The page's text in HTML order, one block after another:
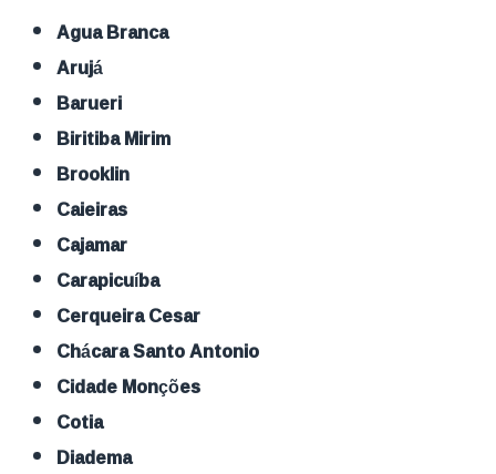
Agua Branca
Arujá
Barueri
Biritiba Mirim
Brooklin
Caieiras
Cajamar
Carapicuíba
Cerqueira Cesar
Chácara Santo Antonio
Cidade Monções
Cotia
Diadema